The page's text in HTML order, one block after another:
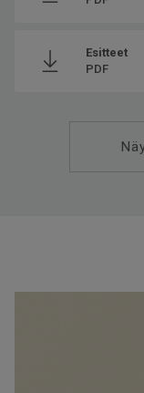
Esitteet
PDF